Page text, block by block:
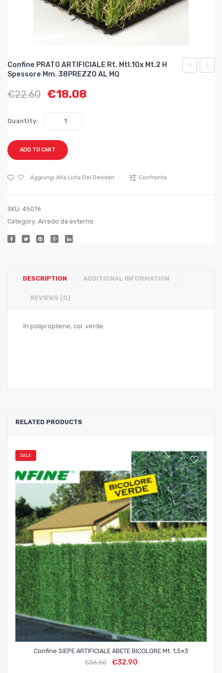
Confine PRATO ARTIFICIALE Rt. Mtl.10x Mt.2 H
Spessore Mm. 38PREZZO AL MQ
€22.60 €18.08
Quantity:
ADD TO CART
Aggiungi Alla Lista Dei Desideri Confronta
SKU: 45076
Category: Arredo da esterno
DESCRIPTION ADDITIONAL INFORMATION
REVIEWS (0)
In polipropilene, col. verde.
RELATED PRODUCTS
SALE
Confine SIEPE ARTIFICIALE ABETE BICOLORE Mt. 1,5×3
€36.50 €32.90